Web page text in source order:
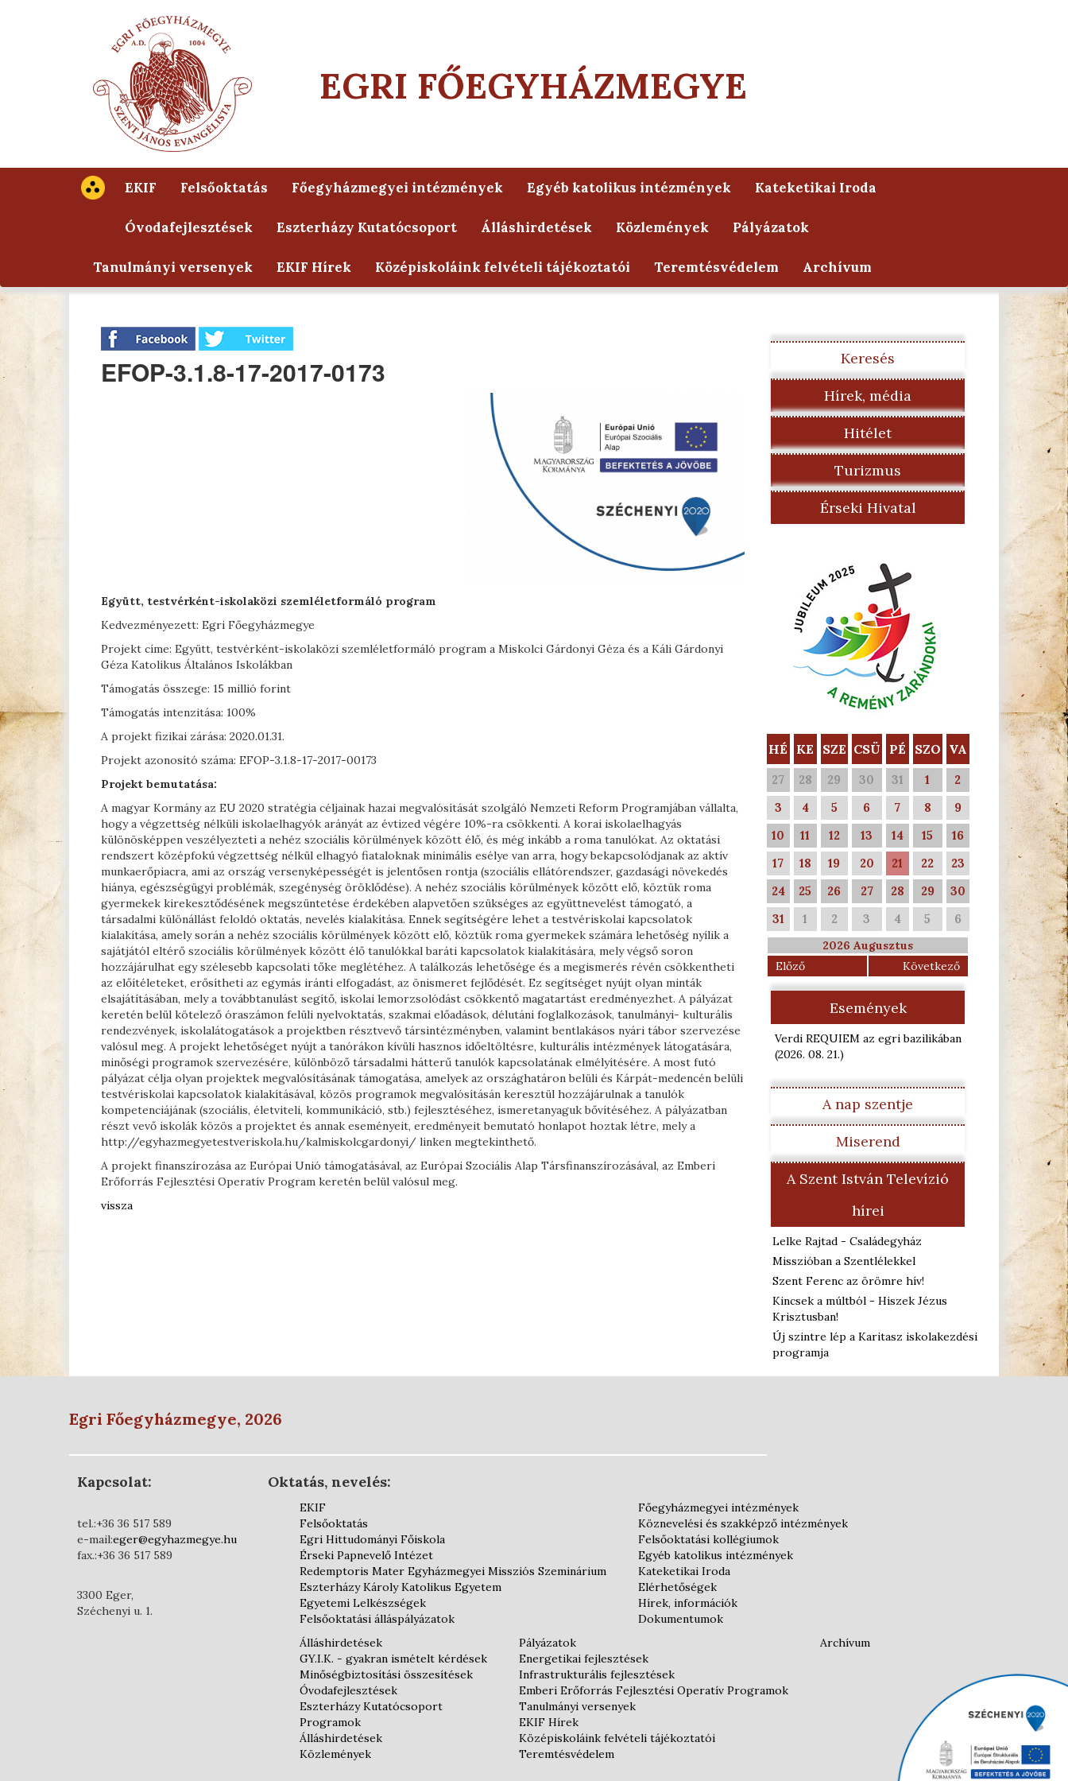
EGRI FŐEGYHÁZMEGYE
EKIF Felsőoktatás Főegyházmegyei intézmények Egyéb katolikus intézmények Kateketikai Iroda
Óvodafejlesztések Eszterházy Kutatócsoport Álláshirdetések Közlemények Pályázatok
Tanulmányi versenyek EKIF Hírek Középiskoláink felvételi tájékoztatói Teremtésvédelem Archívum
EFOP-3.1.8-17-2017-0173
Együtt, testvérként-iskolaközi szemléletformáló program
Kedvezményezett: Egri Főegyházmegye
Projekt címe: Együtt, testvérként-iskolaközi szemléletformáló program a Miskolci Gárdonyi Géza és a Káli Gárdonyi
Géza Katolikus Általános Iskolákban
Támogatás összege: 15 millió forint
Támogatás intenzitása: 100%
A projekt fizikai zárása: 2020.01.31.
Projekt azonosító száma: EFOP-3.1.8-17-2017-00173
Projekt bemutatása:
A magyar Kormány az EU 2020 stratégia céljainak hazai megvalósítását szolgáló Nemzeti Reform Programjában vállalta,
hogy a végzettség nélküli iskolaelhagyók arányát az évtized végére 10%-ra csökkenti. A korai iskolaelhagyás
különösképpen veszélyezteti a nehéz szociális körülmények között élő, és még inkább a roma tanulókat. Az oktatási
rendszert középfokú végzettség nélkül elhagyó fiataloknak minimális esélye van arra, hogy bekapcsolódjanak az aktív
munkaerőpiacra, ami az ország versenyképességét is jelentősen rontja (szociális ellátórendszer, gazdasági növekedés
hiánya, egészségügyi problémák, szegénység öröklődése). A nehéz szociális körülmények között elő, köztük roma
gyermekek kirekesztődésének megszüntetése érdekében alapvetően szükséges az együttnevelést támogató, a
társadalmi különállást feloldó oktatás, nevelés kialakítása. Ennek segítségére lehet a testvériskolai kapcsolatok
kialakítása, amely során a nehéz szociális körülmények között elő, köztük roma gyermekek számára lehetőség nyílik a
sajátjától eltérő szociális körülmények között élő tanulókkal baráti kapcsolatok kialakítására, mely végső soron
hozzájárulhat egy szélesebb kapcsolati tőke meglétéhez. A találkozás lehetősége és a megismerés révén csökkentheti
az előítéleteket, erősítheti az egymás iránti elfogadást, az önismeret fejlődését. Ez segítséget nyújt olyan minták
elsajátításában, mely a továbbtanulást segítő, iskolai lemorzsolódást csökkentő magatartást eredményezhet. A pályázat
keretén belül kötelező óraszámon felüli nyelvoktatás, szakmai előadások, délutáni foglalkozások, tanulmányi- kulturális
rendezvények, iskolalátogatások a projektben résztvevő társintézményben, valamint bentlakásos nyári tábor szervezése
valósul meg. A projekt lehetőséget nyújt a tanórákon kívüli hasznos időeltöltésre, kulturális intézmények látogatására,
minőségi programok szervezésére, különböző társadalmi hátterű tanulók kapcsolatának elmélyítésére. A most futó
pályázat célja olyan projektek megvalósításának támogatása, amelyek az országhatáron belüli és Kárpát-medencén belüli
testvériskolai kapcsolatok kialakításával, közös programok megvalósításán keresztül hozzájárulnak a tanulók
kompetenciájának (szociális, életviteli, kommunikáció, stb.) fejlesztéséhez, ismeretanyaguk bővítéséhez. A pályázatban
részt vevő iskolák közös a projektet és annak eseményeit, eredményeit bemutató honlapot hoztak létre, mely a
http://egyhazmegyetestveriskola.hu/kalmiskolcgardonyi/ linken megtekinthető.
A projekt finanszírozása az Európai Unió támogatásával, az Európai Szociális Alap Társfinanszírozásával, az Emberi
Erőforrás Fejlesztési Operatív Program keretén belül valósul meg.
vissza
Keresés
Hírek, média
Hitélet
Turizmus
Érseki Hivatal
HÉ KE SZE CSÜ PÉ SZO VA
27 28 29 30 31 1
2
3
4 5 6 7 8
9
10
11 12 13 14 15
16
17
18 19 20 21 22
23
24
25 26 27 28 29
30
31
1 2 3 4 5 6
2026 Augusztus
Előző
Következő
Események
Verdi REQUIEM az egri bazilikában
(2026. 08. 21.)
A nap szentje
Miserend
A Szent István Televízió
hírei
Lelke Rajtad - Családegyház
Misszióban a Szentlélekkel
Szent Ferenc az örömre hív!
Kincsek a múltból - Hiszek Jézus
Krisztusban!
Új szintre lép a Karitasz iskolakezdési
programja
Egri Főegyházmegye, 2026
Kapcsolat:
tel.:+36 36 517 589
e-mail:eger@egyhazmegye.hu
fax.:+36 36 517 589
3300 Eger,
Széchenyi u. 1.
Oktatás, nevelés:
EKIF
Felsőoktatás
Egri Hittudományi Főiskola
Érseki Papnevelő Intézet
Redemptoris Mater Egyházmegyei Missziós Szeminárium
Eszterházy Károly Katolikus Egyetem
Egyetemi Lelkészségek
Felsőoktatási álláspályázatok
Főegyházmegyei intézmények
Köznevelési és szakképző intézmények
Felsőoktatási kollégiumok
Egyéb katolikus intézmények
Kateketikai Iroda
Elérhetőségek
Hírek, információk
Dokumentumok
Álláshirdetések
GY.I.K. - gyakran ismételt kérdések
Minőségbiztosítási összesítések
Óvodafejlesztések
Eszterházy Kutatócsoport
Programok
Álláshirdetések
Közlemények
Pályázatok
Energetikai fejlesztések
Infrastrukturális fejlesztések
Emberi Erőforrás Fejlesztési Operatív Programok
Tanulmányi versenyek
EKIF Hírek
Középiskoláink felvételi tájékoztatói
Teremtésvédelem
Archívum